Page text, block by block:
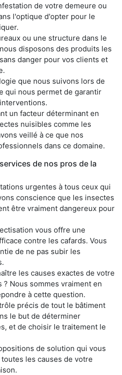
de votre demeure ou
l'optique d'opter pour le
ou une structure dans le
disposons des produits les
danger pour vos clients et
que nous suivons lors de
qui nous permet de garantir
un facteur déterminant en
nuisibles comme les
veillé à ce que nos
dans ce domaine.
de nos pros de la
urgentes à tous ceux qui
conscience que les insectes
être vraiment dangereux pour
vous offre une
contre les cafards. Vous
de ne pas subir les
les causes exactes de votre
Nous sommes vraiment en
à cette question.
précis de tout le bâtiment
le but de déterminer
et de choisir le traitement le
de solution qui vous
les causes de votre